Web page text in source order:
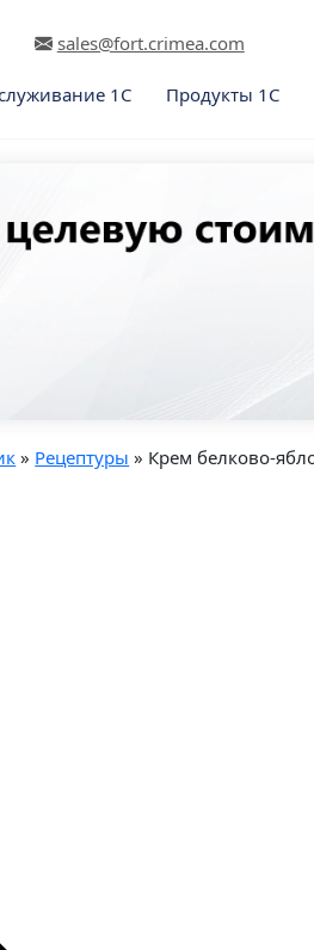
sales@fort.crimea.com
1С Продукты 1С
» Рецептуры » Крем белково-